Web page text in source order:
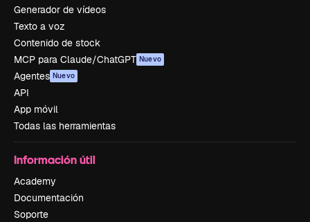
Generador de vídeos
Texto a voz
Contenido de stock
MCP para Claude/ChatGPT Nuevo
Agentes Nuevo
API
App móvil
Todas las herramientas
Información útil
Academy
Documentación
Soporte